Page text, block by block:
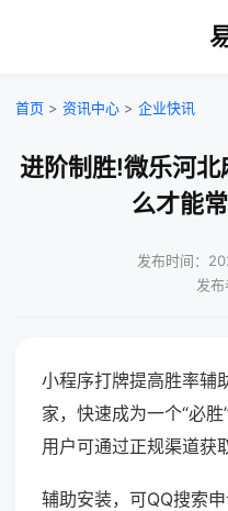
首页 > 资讯中心 > 企业快讯
进阶制胜!微乐河
么才能
发布时间：
发
小程序打牌提高胜率辅
家，快速成为一个“必
用户可通过正规渠道获
辅助安装，可QQ搜索